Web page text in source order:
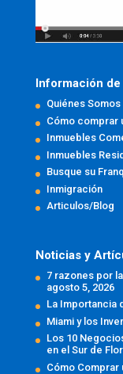
Información
Quiénes Somos
Cómo comprar
Inmuebles
Inmuebles
Busque su
Inmigración
Articulos/Blog
Noticias y
7 razones por
agosto 5, 2026
La Importancia
Miami y los
Los 10
en el Sur de
Cómo Comprar